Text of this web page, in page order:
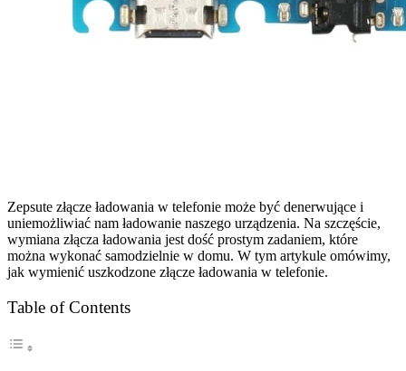
Zepsute złącze ładowania w telefonie może być denerwujące i
uniemożliwiać nam ładowanie naszego urządzenia. Na szczęście,
wymiana złącza ładowania jest dość prostym zadaniem, które
można wykonać samodzielnie w domu. W tym artykule omówimy,
jak wymienić uszkodzone złącze ładowania w telefonie.
Table of Contents